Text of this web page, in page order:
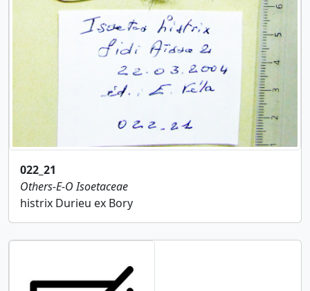
022_21
Others-E-O Isoetaceae
histrix Durieu ex Bory